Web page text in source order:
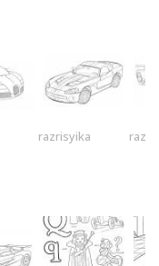
razrisyika